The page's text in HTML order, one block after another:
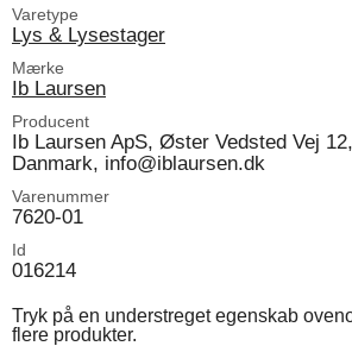
Varetype
Lys & Lysestager
Mærke
Ib Laursen
Producent
Ib Laursen ApS, Øster Vedsted Vej
Danmark, info@iblaursen.dk
Varenummer
7620-01
Id
016214
Tryk på en understreget egenskab
flere produkter.